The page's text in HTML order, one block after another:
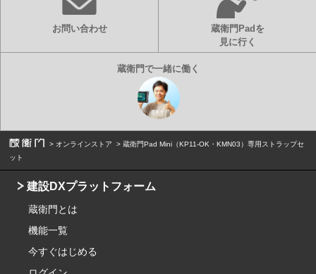
お問い合わせ
蔵衛門Padを
見に行く
オンラインストア
蔵衛門Pad Mini（KP11-OK・KMN03）専用ストラップセ
ット
建設DXプラットフォーム
蔵衛門とは
機能一覧
今すぐはじめる